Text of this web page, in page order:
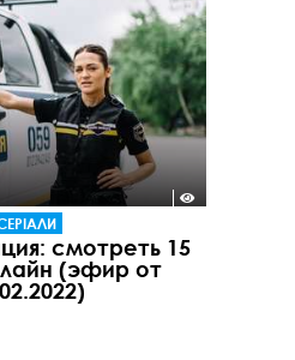
смотреть 15
(эфир от